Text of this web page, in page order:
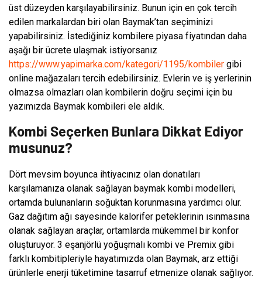
üst düzeyden karşılayabilirsiniz. Bunun için en çok tercih
edilen markalardan biri olan Baymak’tan seçiminizi
yapabilirsiniz. İstediğiniz kombilere piyasa fiyatından daha
aşağı bir ücrete ulaşmak istiyorsanız
https://www.yapimarka.com/kategori/1195/kombiler gibi
online mağazaları tercih edebilirsiniz. Evlerin ve iş yerlerinin
olmazsa olmazları olan kombilerin doğru seçimi için bu
yazımızda Baymak kombileri ele aldık.
Kombi Seçerken Bunlara Dikkat Ediyor
musunuz?
Dört mevsim boyunca ihtiyacınız olan donatıları
karşılamanıza olanak sağlayan baymak kombi modelleri,
ortamda bulunanların soğuktan korunmasına yardımcı olur.
Gaz dağıtım ağı sayesinde kalorifer peteklerinin ısınmasına
olanak sağlayan araçlar, ortamlarda mükemmel bir konfor
oluşturuyor. 3 eşanjörlü yoğuşmalı kombi ve Premix gibi
farklı kombitipleriyle hayatımızda olan Baymak, arz ettiği
ürünlerle enerji tüketimine tasarruf etmenize olanak sağlıyor.